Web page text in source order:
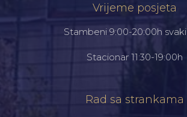
Vrijeme posjeta
Stambeni 9:00-20:00h
Stacionar 11:30-19:00h
Rad sa strankama